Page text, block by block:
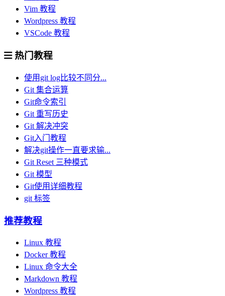
Vim 教程
Wordpress 教程
VSCode 教程
热门教程
使用git log比较不同分...
Git 集合运算
Git命令索引
Git 重写历史
Git 解决冲突
Git入门教程
解决git操作一直要求输...
Git Reset 三种模式
Git 模型
Git使用详细教程
git 标签
推荐教程
Linux 教程
Docker 教程
Linux 命令大全
Markdown 教程
Wordpress 教程